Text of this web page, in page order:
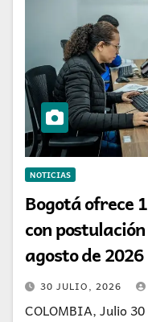
NOTICIAS
Bogotá ofrece
con
agosto de 2026
30 JULIO, 2026
COLOMBIA, Julio